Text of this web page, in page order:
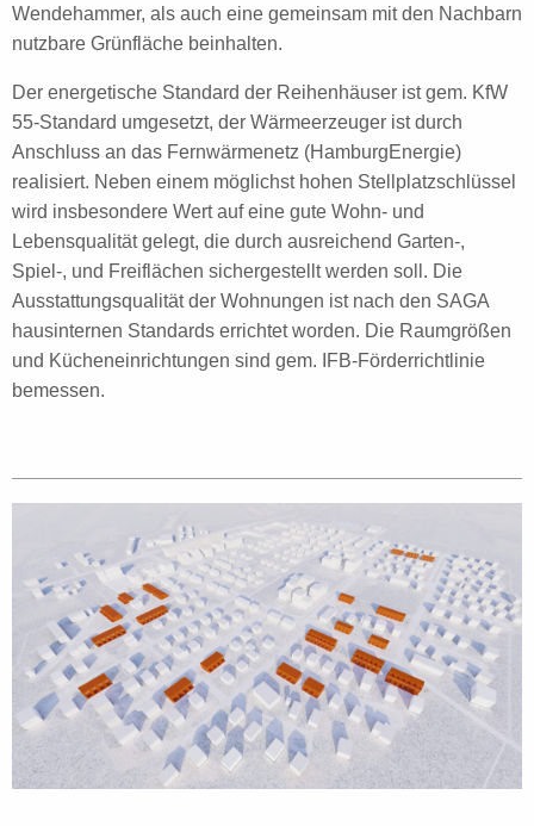
Wendehammer, als auch eine gemeinsam mit den Nachbarn
nutzbare Grünfläche beinhalten.
Der energetische Standard der Reihenhäuser ist gem. KfW
55-Standard umgesetzt, der Wärmeerzeuger ist durch
Anschluss an das Fernwärmenetz (HamburgEnergie)
realisiert. Neben einem möglichst hohen Stellplatzschlüssel
wird insbesondere Wert auf eine gute Wohn- und
Lebensqualität gelegt, die durch ausreichend Garten-,
Spiel-, und Freiflächen sichergestellt werden soll. Die
Ausstattungsqualität der Wohnungen ist nach den SAGA
hausinternen Standards errichtet worden. Die Raumgrößen
und Kücheneinrichtungen sind gem. IFB-Förderrichtlinie
bemessen.